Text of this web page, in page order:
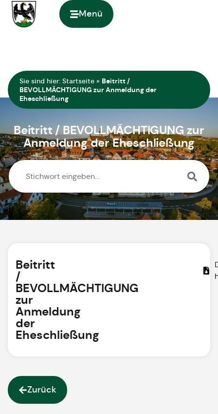
springen
Menü
Sie sind hier: Startseite » Beitritt /
BEVOLLMÄCHTIGUNG zur Anmeldung der
Eheschließung
Beitritt / BEVOLLMÄCHTIGUNG zur
Anmeldung der Eheschließung
Beitritt
/
BEVOLLMÄCHTIGUNG
zur
Anmeldung
der
Eheschließung
Zurück